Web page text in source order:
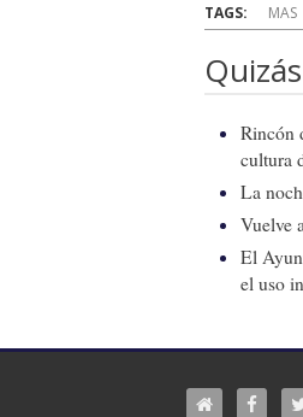
TAGS: MAS
Rincón
cultura
La
Vuelve
El
el uso